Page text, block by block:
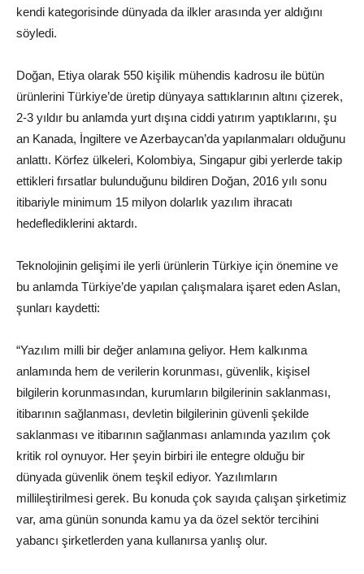
kendi kategorisinde dünyada da ilkler arasında yer aldığını
söyledi.
Doğan, Etiya olarak 550 kişilik mühendis kadrosu ile bütün
ürünlerini Türkiye’de üretip dünyaya sattıklarının altını çizerek,
2-3 yıldır bu anlamda yurt dışına ciddi yatırım yaptıklarını, şu
an Kanada, İngiltere ve Azerbaycan’da yapılanmaları olduğunu
anlattı. Körfez ülkeleri, Kolombiya, Singapur gibi yerlerde takip
ettikleri fırsatlar bulunduğunu bildiren Doğan, 2016 yılı sonu
itibariyle minimum 15 milyon dolarlık yazılım ihracatı
hedeflediklerini aktardı.
Teknolojinin gelişimi ile yerli ürünlerin Türkiye için önemine ve
bu anlamda Türkiye’de yapılan çalışmalara işaret eden Aslan,
şunları kaydetti:
“Yazılım milli bir değer anlamına geliyor. Hem kalkınma
anlamında hem de verilerin korunması, güvenlik, kişisel
bilgilerin korunmasından, kurumların bilgilerinin saklanması,
itibarının sağlanması, devletin bilgilerinin güvenli şekilde
saklanması ve itibarının sağlanması anlamında yazılım çok
kritik rol oynuyor. Her şeyin birbiri ile entegre olduğu bir
dünyada güvenlik önem teşkil ediyor. Yazılımların
millileştirilmesi gerek. Bu konuda çok sayıda çalışan şirketimiz
var, ama günün sonunda kamu ya da özel sektör tercihini
yabancı şirketlerden yana kullanırsa yanlış olur.